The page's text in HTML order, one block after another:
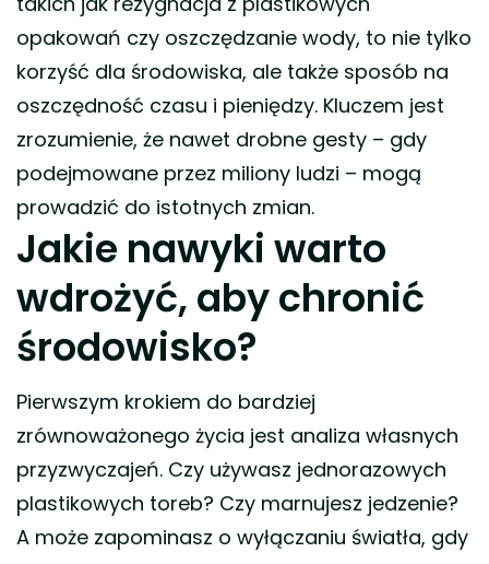
opakowań czy oszczędzanie wody, to nie tylko
korzyść dla środowiska, ale także sposób na
oszczędność czasu i pieniędzy. Kluczem jest
zrozumienie, że nawet drobne gesty – gdy
podejmowane przez miliony ludzi – mogą
prowadzić do istotnych zmian.
Jakie nawyki warto
wdrożyć, aby chronić
środowisko?
Pierwszym krokiem do bardziej
zrównoważonego życia jest analiza własnych
przyzwyczajeń. Czy używasz jednorazowych
plastikowych toreb? Czy marnujesz jedzenie?
A może zapominasz o wyłączaniu światła, gdy